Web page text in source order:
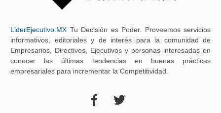
LiderEjecutivo.MX Tu Decisión es Poder. Proveemos servicios
informativos, editoriales y de interés para la comunidad de
Empresarios, Directivos, Ejecutivos y personas interesadas en
conocer las últimas tendencias en buenas prácticas
empresariales para incrementar la Competitividad.